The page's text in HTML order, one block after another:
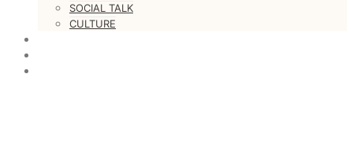
SOCIAL TALK
CULTURE